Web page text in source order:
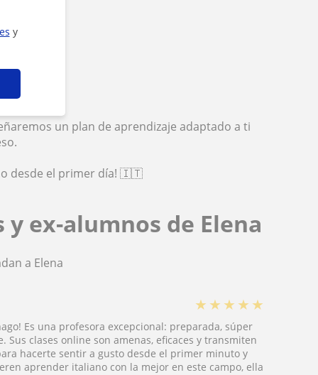
y
un plan de aprendizaje adaptado a ti
desde el primer día! 🇮🇹
ex-alumnos de Elena
a Elena
★ ★ ★ ★ ★
Es una profesora excepcional: preparada, súper
clases online son amenas, eficaces y transmiten
hacerte sentir a gusto desde el primer minuto y
aprender italiano con la mejor en este campo, ella